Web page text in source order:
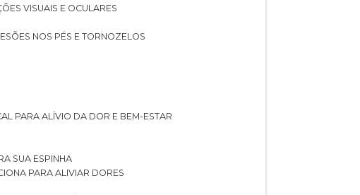
VISUAIS E OCULARES
NOS PÉS E TORNOZELOS
PARA ALÍVIO DA DOR E BEM-ESTAR
SUA ESPINHA
PARA ALIVIAR DORES